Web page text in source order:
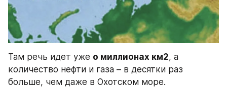
Там речь идет уже о миллионах км2, а
количество нефти и газа – в десятки раз
больше, чем даже в Охотском море.